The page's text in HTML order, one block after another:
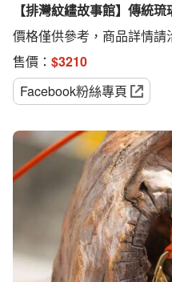
【排灣紋繣故事館】傳統琉
價格僅供參考，商品詳情請
售價： $3210
Facebook粉絲專頁